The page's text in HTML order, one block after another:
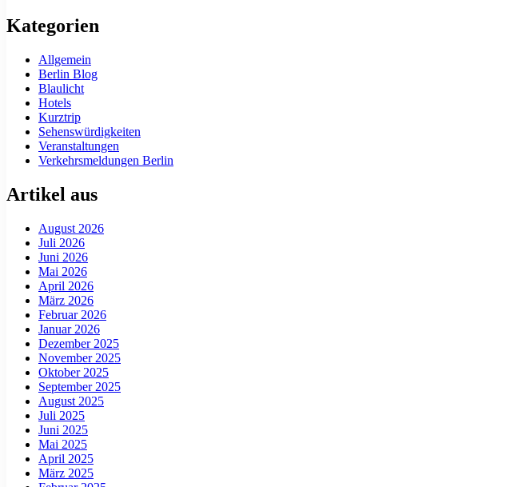
Kategorien
Allgemein
Berlin Blog
Blaulicht
Hotels
Kurztrip
Sehenswürdigkeiten
Veranstaltungen
Verkehrsmeldungen Berlin
Artikel aus
August 2026
Juli 2026
Juni 2026
Mai 2026
April 2026
März 2026
Februar 2026
Januar 2026
Dezember 2025
November 2025
Oktober 2025
September 2025
August 2025
Juli 2025
Juni 2025
Mai 2025
April 2025
März 2025